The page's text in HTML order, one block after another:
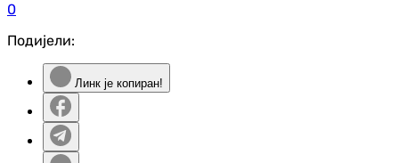
0
Подијели:
Линк је копиран!